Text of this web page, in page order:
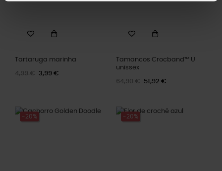
Tartaruga marinha
4,99 € 3,99 €
Tamancos Crocband™ U
unissex
64,90 € 51,92 €
-20% -20%